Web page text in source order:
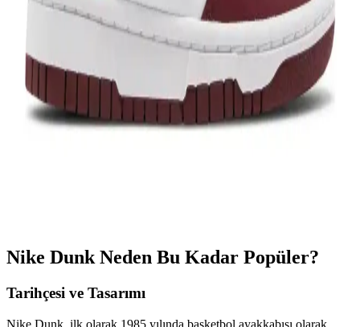
Kyrie SpongeBob Temalı Spor Ayakkabılar:
Eğlenceli ve Yenilikçi Moda Trendleri
Kyrie SpongeBob ayakkabıları, canlı renkler ve eğlenceli
tasarımlarla gençler ve koleksiyoncular için ideal, konforlu ve şık
spor ayakkabılar sunar, tarzınızı yansıtan yeni trendler arasında yer
Bordo Nike Dunk: Şıklık ve Konforun Mükemmel
Nike Dunk Neden Bu Kadar Popüler?
Tarihçesi ve Tasarımı
Nike Dunk, ilk olarak 1985 yılında basketbol ayakkabısı olarak